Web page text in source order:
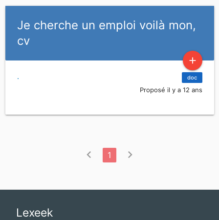
Je cherche un emploi voilà mon,
cv
add
doc
.
Proposé il y a 12 ans
chevron_left 1 chevron_right
Lexeek